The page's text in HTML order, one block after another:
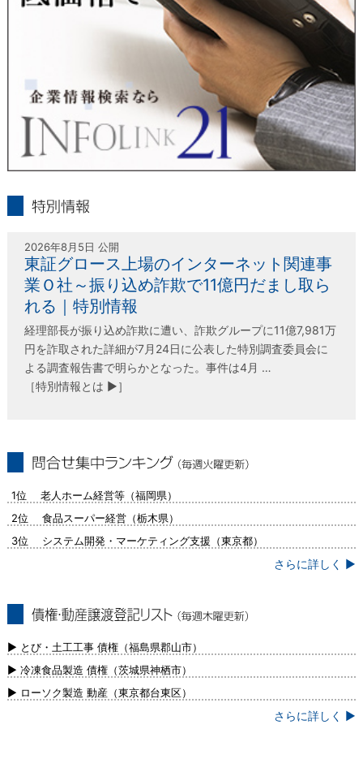
＜個人情報保護に関するお問合せ・相談窓口＞
〒802-0004 北九州市小倉北区鍛冶町2丁目5-11（第一東経ビ
フリーダイヤル 0120-55-9986
受付時間 平日9：00～17：00
2026年8月5日 公開
東証グロース上場のインターネット関連事
業Ｏ社～振り込め詐欺で11億円だまし取ら
れる｜特別情報
経理部長が振り込め詐欺に遭い、詐欺グループに11億7,981万
円を詐取された詳細が7月24日に公表した特別調査委員会に
よる調査報告書で明らかとなった。事件は4月 …
［特別情報とは ▶］
1位 老人ホーム経営等（福岡県）
2位 食品スーパー経営（栃木県）
3位 システム開発・マーケティング支援（東京都）
さらに詳しく ▶
新）
▶ とび・土工工事 債権（福島県郡山市）
▶ 冷凍食品製造 債権（茨城県神栖市）
▶ ローソク製造 動産（東京都台東区）
さらに詳しく ▶